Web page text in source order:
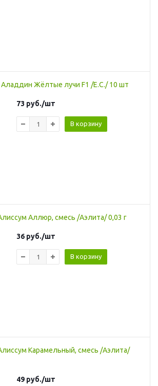
Жёлтые лучи F1 /Е.С./ 10 шт
73 руб./шт
В корзину
Аллюр, смесь /Аэлита/ 0,03 г
36 руб./шт
В корзину
Карамельный, смесь /Аэлита/
49 руб./шт